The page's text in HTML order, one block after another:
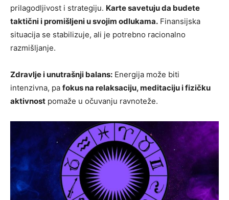
prilagodljivost i strategiju. Karte savetuju da budete
taktični i promišljeni u svojim odlukama. Finansijska
situacija se stabilizuje, ali je potrebno racionalno
razmišljanje.
Zdravlje i unutrašnji balans: Energija može biti
intenzivna, pa fokus na relaksaciju, meditaciju i fizičku
aktivnost pomaže u očuvanju ravnoteže.